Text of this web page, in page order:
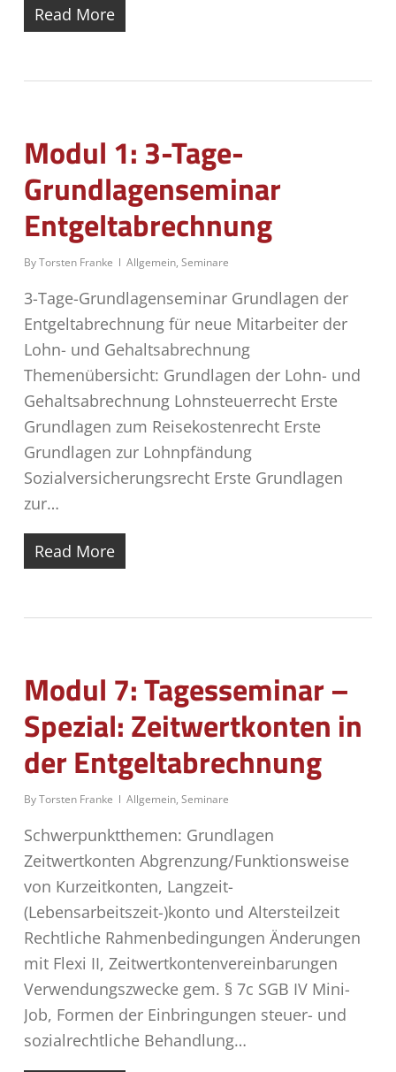
Read More
Modul 1: 3-Tage-
Grundlagenseminar
Entgeltabrechnung
ByTorsten Franke Allgemein, Seminare
3-Tage-Grundlagenseminar Grundlagen der
Entgeltabrechnung für neue Mitarbeiter der
Lohn- und Gehaltsabrechnung
Themenübersicht: Grundlagen der Lohn- und
Gehaltsabrechnung Lohnsteuerrecht Erste
Grundlagen zum Reisekostenrecht Erste
Grundlagen zur Lohnpfändung
Sozialversicherungsrecht Erste Grundlagen
zur…
Read More
Modul 7: Tagesseminar –
Spezial: Zeitwertkonten in
der Entgeltabrechnung
ByTorsten Franke Allgemein, Seminare
Schwerpunktthemen: Grundlagen
Zeitwertkonten Abgrenzung/Funktionsweise
von Kurzeitkonten, Langzeit-
(Lebensarbeitszeit-)konto und Altersteilzeit
Rechtliche Rahmenbedingungen Änderungen
mit Flexi II, Zeitwertkontenvereinbarungen
Verwendungszwecke gem. § 7c SGB IV Mini-
Job, Formen der Einbringungen steuer- und
sozialrechtliche Behandlung…